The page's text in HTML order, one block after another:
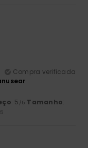
Compra verificada
: 5 /5 Tamanho: